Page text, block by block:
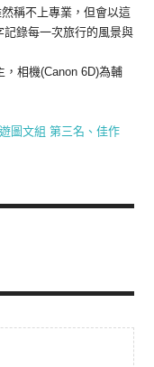
稱不上專業，但會以這
錄每一次旅行的風景與
相機(Canon 6D)為輔
圖文組 第三名、佳作